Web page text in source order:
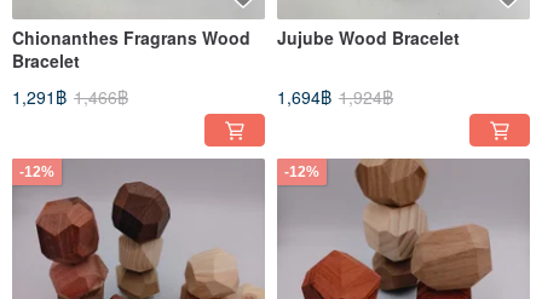
Chionanthes Fragrans Wood
Bracelet
1,291฿ 1,466฿
Jujube Wood Bracelet
1,694฿ 1,924฿
-12% -12%